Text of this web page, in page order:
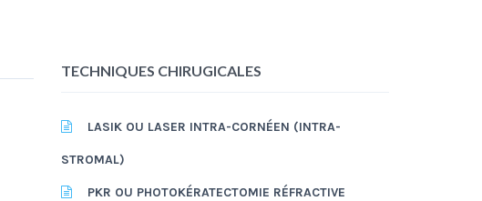
TECHNIQUES CHIRUGICALES
LASIK OU LASER INTRA-CORNÉEN (INTRA-
STROMAL)
PKR OU PHOTOKÉRATECTOMIE RÉFRACTIVE